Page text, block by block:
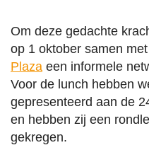
Om deze gedachte
op 1 oktober samen
Plaza een informele
Voor de lunch hebben
gepresenteerd aan de
en hebben zij een
gekregen.